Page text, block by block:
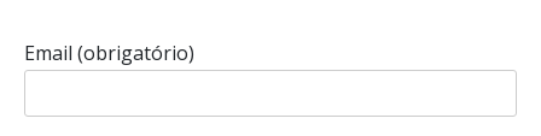
Email (obrigatório)